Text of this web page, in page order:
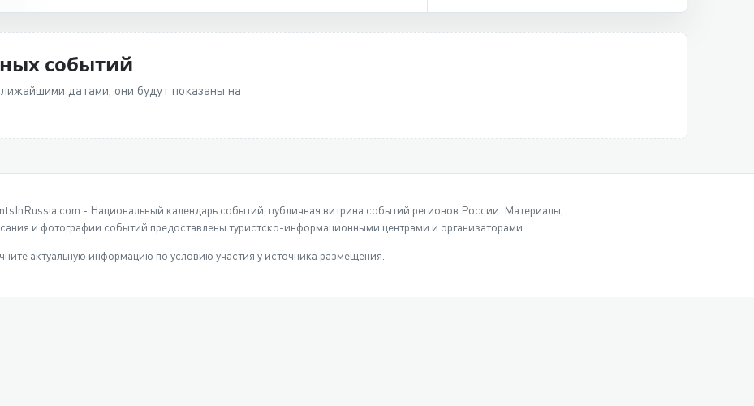
событий
датами, они будут показаны на
- Национальный календарь событий, публичная витрина событий регионов России. Материалы,
и фотографии событий предоставлены туристско-информационными центрами и организаторами.
актуальную информацию по условию участия у источника размещения.